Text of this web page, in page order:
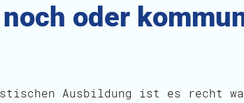
oder
Ausbildung ist es recht